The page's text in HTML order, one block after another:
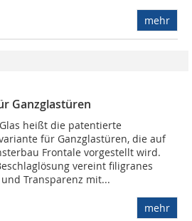
mehr
Ganzglastüren
heißt die patentierte
für Ganzglastüren, die auf
Frontale vorgestellt wird.
vereint filigranes
Transparenz mit...
mehr